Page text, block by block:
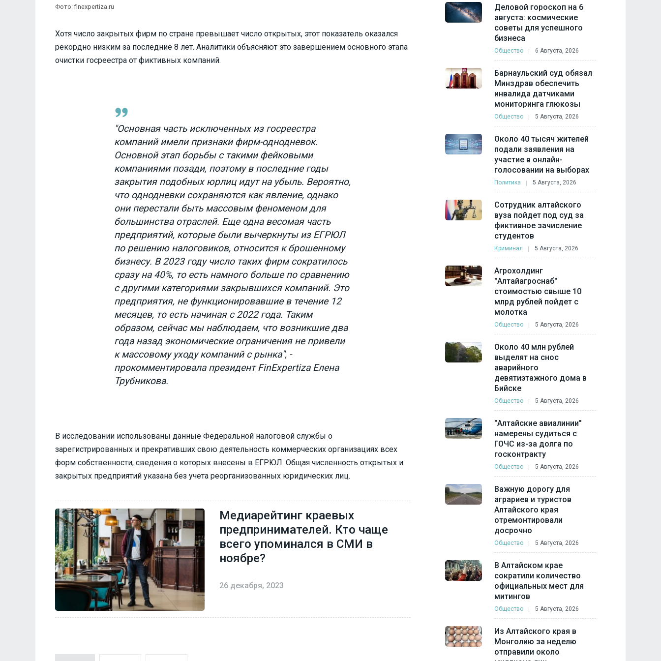
Фото: finexpertiza.ru
Хотя число закрытых фирм по стране превышает число открытых, этот показатель оказался
рекордно низким за последние 8 лет. Аналитики объясняют это завершением основного этапа
очистки госреестра от фиктивных компаний.
"Основная часть исключенных из госреестра
компаний имели признаки фирм-однодневок.
Основной этап борьбы с такими фейковыми
компаниями позади, поэтому в последние годы
закрытия подобных юрлиц идут на убыль. Вероятно,
что однодневки сохраняются как явление, однако
они перестали быть массовым феноменом для
большинства отраслей. Еще одна весомая часть
предприятий, которые были вычеркнуты из ЕГРЮЛ
по решению налоговиков, относится к брошенному
бизнесу. В 2023 году число таких фирм сократилось
сразу на 40%, то есть намного больше по сравнению
с другими категориями закрывшихся компаний. Это
предприятия, не функционировавшие в течение 12
месяцев, то есть начиная с 2022 года. Таким
образом, сейчас мы наблюдаем, что возникшие два
года назад экономические ограничения не привели
к массовому уходу компаний с рынка", -
прокомментировала президент FinExpertiza Елена
Трубникова.
В исследовании использованы данные Федеральной налоговой службы о
зарегистрированных и прекративших свою деятельность коммерческих организациях всех
форм собственности, сведения о которых внесены в ЕГРЮЛ. Общая численность открытых и
закрытых предприятий указана без учета реорганизованных юридических лиц.
Медиарейтинг краевых
предпринимателей. Кто чаще
всего упоминался в СМИ в
ноябре?
26 декабря, 2023
Деловой гороскоп на 6
августа: космические
советы для успешного
бизнеса
Общество 6 Августа, 2026
Барнаульский суд обязал
Минздрав обеспечить
инвалида датчиками
мониторинга глюкозы
Общество 5 Августа, 2026
Около 40 тысяч жителей
подали заявления на
участие в онлайн-
голосовании на выборах
Политика 5 Августа, 2026
Сотрудник алтайского
вуза пойдет под суд за
фиктивное зачисление
студентов
Криминал 5 Августа, 2026
Агрохолдинг
"Алтайагроснаб"
стоимостью свыше 10
млрд рублей пойдет с
молотка
Общество 5 Августа, 2026
Около 40 млн рублей
выделят на снос
аварийного
девятиэтажного дома в
Бийске
Общество 5 Августа, 2026
"Алтайские авиалинии"
намерены судиться с
ГОЧС из-за долга по
госконтракту
Общество 5 Августа, 2026
Важную дорогу для
аграриев и туристов
Алтайского края
отремонтировали
досрочно
Общество 5 Августа, 2026
В Алтайском крае
сократили количество
официальных мест для
митингов
Общество 5 Августа, 2026
Из Алтайского края в
Монголию за неделю
отправили около